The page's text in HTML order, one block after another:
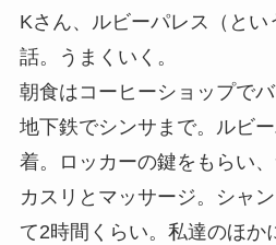
Kさん、ルビーパレス（と
話。うまくいく。
朝食はコーヒーショップでバ
地下鉄でシンサまで。ルビ
着。ロッカーの鍵をもらい
カスリとマッサージ。シャ
て2時間くらい。私達のほか